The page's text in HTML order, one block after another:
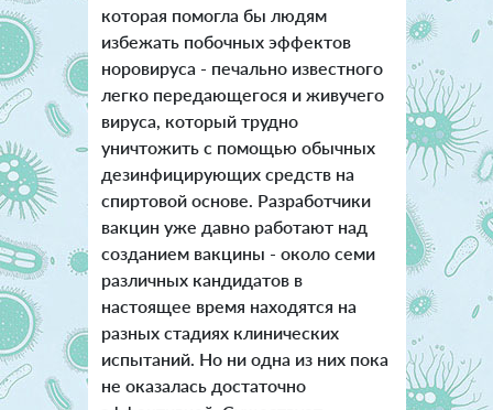
которая помогла бы людям
избежать побочных эффектов
норовируса - печально известного
легко передающегося и живучего
вируса, который трудно
уничтожить с помощью обычных
дезинфицирующих средств на
спиртовой основе. Разработчики
вакцин уже давно работают над
созданием вакцины - около семи
различных кандидатов в
настоящее время находятся на
разных стадиях клинических
испытаний. Но ни одна из них пока
не оказалась достаточно